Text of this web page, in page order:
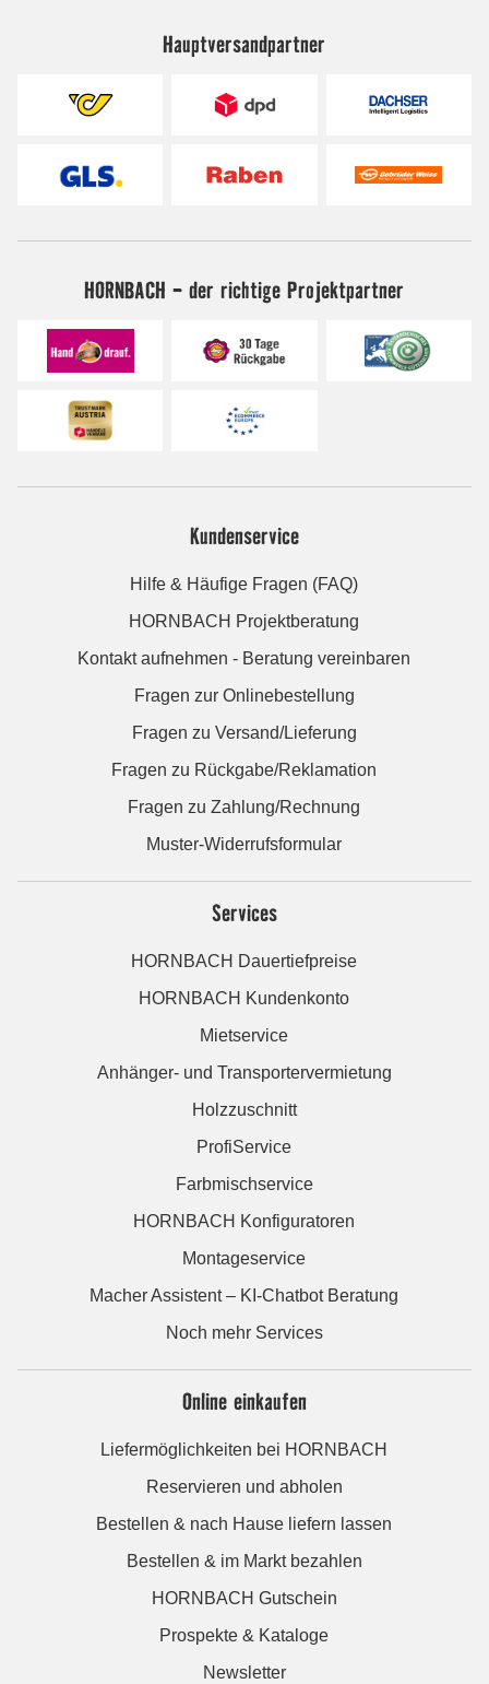
Hauptversandpartner
HORNBACH - der richtige Projektpartner
Kundenservice
Hilfe & Häufige Fragen (FAQ)
HORNBACH Projektberatung
Kontakt aufnehmen - Beratung vereinbaren
Fragen zur Onlinebestellung
Fragen zu Versand/Lieferung
Fragen zu Rückgabe/Reklamation
Fragen zu Zahlung/Rechnung
Muster-Widerrufsformular
Services
HORNBACH Dauertiefpreise
HORNBACH Kundenkonto
Mietservice
Anhänger- und Transportervermietung
Holzzuschnitt
ProfiService
Farbmischservice
HORNBACH Konfiguratoren
Montageservice
Macher Assistent – KI-Chatbot Beratung
Noch mehr Services
Online einkaufen
Liefermöglichkeiten bei HORNBACH
Reservieren und abholen
Bestellen & nach Hause liefern lassen
Bestellen & im Markt bezahlen
HORNBACH Gutschein
Prospekte & Kataloge
Newsletter